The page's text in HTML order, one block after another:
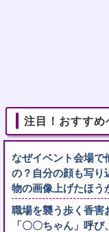
注目！おすすめ
なぜイベント会場で
の？自分の顔も写り
物の画像上げたほう
職場を襲う歩く香害
「〇〇ちゃん」呼